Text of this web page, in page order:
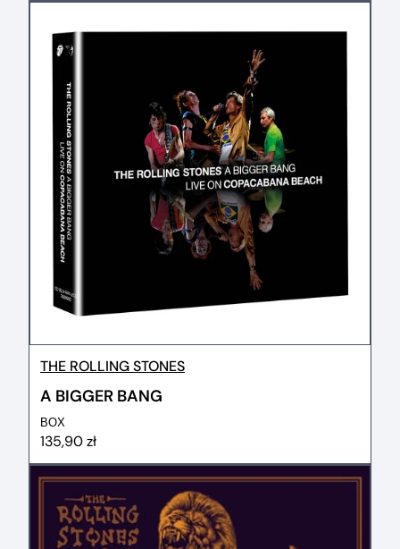
THE ROLLING STONES
A BIGGER BANG
BOX
135,90 zł